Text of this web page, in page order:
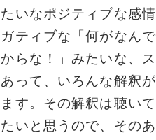
いなポジティブな感情
ティブな「何がなんで
らな！」みたいな、ス
って、いろんな解釈が
す。その解釈は聴いて
いと思うので、そのあ